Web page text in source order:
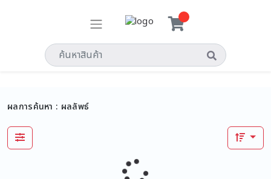
ผลการค้นหา : ผลลัพธ์